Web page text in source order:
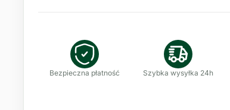
Bezpieczna płatność Szybka wysyłka 24h